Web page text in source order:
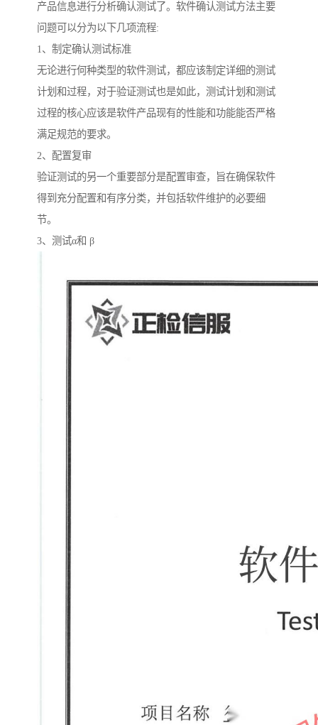
产品信息进行分析确认测试了。软件确认测试方法主要
问题可以分为以下几项流程:
1、制定确认测试标准
无论进行何种类型的软件测试，都应该制定详细的测试
计划和过程，对于验证测试也是如此，测试计划和测试
过程的核心应该是软件产品现有的性能和功能能否严格
满足规范的要求。
2、配置复审
验证测试的另一个重要部分是配置审查，旨在确保软件
得到充分配置和有序分类，并包括软件维护的必要细
节。
3、测试α和 β